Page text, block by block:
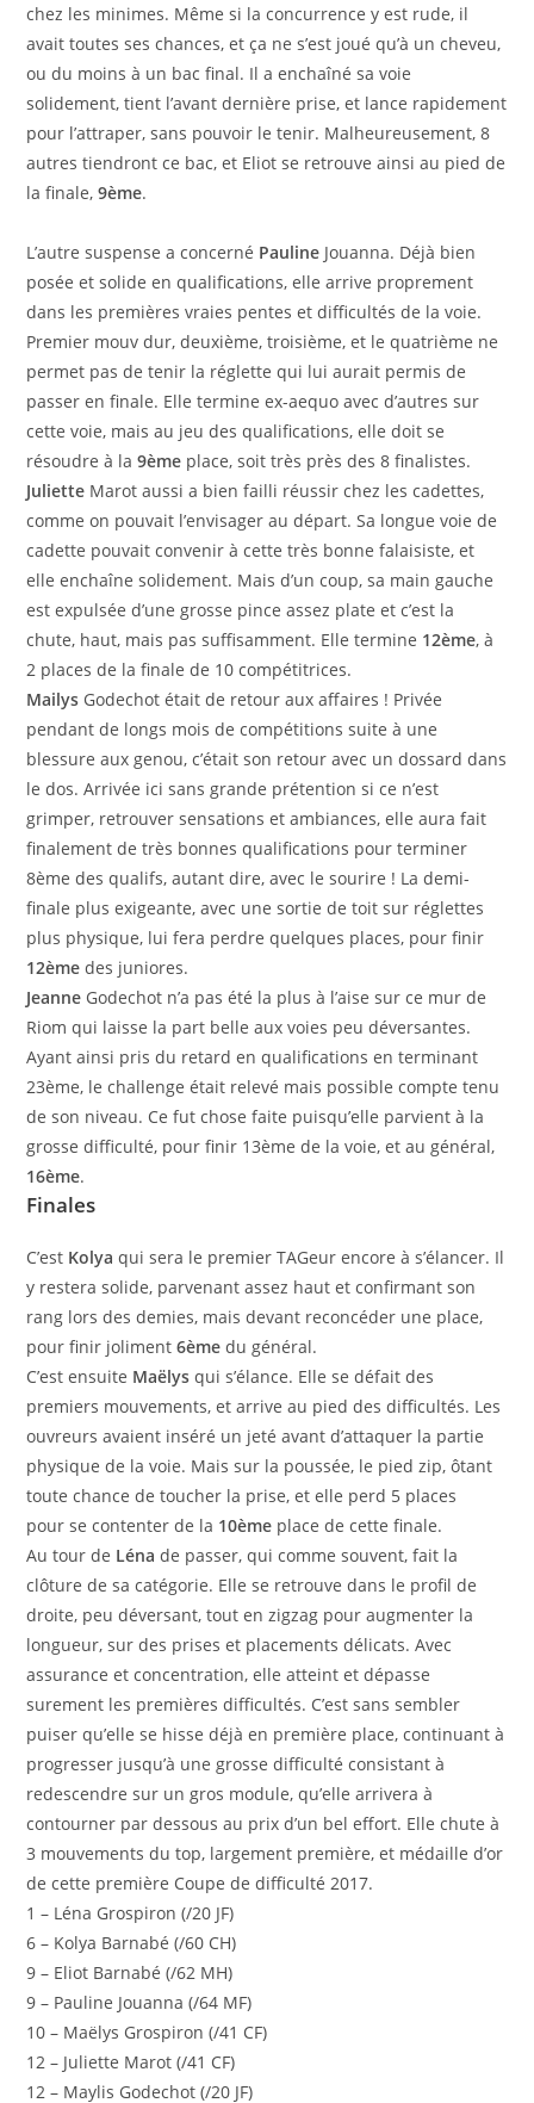
chez les minimes. Même si la concurrence y est rude, il
avait toutes ses chances, et ça ne s’est joué qu’à un cheveu,
ou du moins à un bac final. Il a enchaîné sa voie
solidement, tient l’avant dernière prise, et lance rapidement
pour l’attraper, sans pouvoir le tenir. Malheureusement, 8
autres tiendront ce bac, et Eliot se retrouve ainsi au pied de
la finale,9ème.
L’autre suspense a concerné Pauline Jouanna. Déjà bien
posée et solide en qualifications, elle arrive proprement
dans les premières vraies pentes et difficultés de la voie.
Premier mouv dur, deuxième, troisième, et le quatrième ne
permet pas de tenir la réglette qui lui aurait permis de
passer en finale. Elle termine ex-aequo avec d’autres sur
cette voie, mais au jeu des qualifications, elle doit se
résoudre à la9ème place, soit très près des 8 finalistes.
Juliette Marot aussi a bien failli réussir chez les cadettes,
comme on pouvait l’envisager au départ. Sa longue voie de
cadette pouvait convenir à cette très bonne falaisiste, et
elle enchaîne solidement. Mais d’un coup, sa main gauche
est expulsée d’une grosse pince assez plate et c’est la
chute, haut, mais pas suffisamment. Elle termine 12ème, à
2 places de la finale de 10 compétitrices.
Mailys Godechot était de retour aux affaires ! Privée
pendant de longs mois de compétitions suite à une
blessure aux genou, c’était son retour avec un dossard dans
le dos. Arrivée ici sans grande prétention si ce n’est
grimper, retrouver sensations et ambiances, elle aura fait
finalement de très bonnes qualifications pour terminer
8ème des qualifs, autant dire, avec le sourire ! La demi-
finale plus exigeante, avec une sortie de toit sur réglettes
plus physique, lui fera perdre quelques places, pour finir
12ème des juniores.
Jeanne Godechot n’a pas été la plus à l’aise sur ce mur de
Riom qui laisse la part belle aux voies peu déversantes.
Ayant ainsi pris du retard en qualifications en terminant
23ème, le challenge était relevé mais possible compte tenu
de son niveau. Ce fut chose faite puisqu’elle parvient à la
grosse difficulté, pour finir 13ème de la voie, et au général,
16ème.
Finales
C’est Kolya qui sera le premier TAGeur encore à s’élancer. Il
y restera solide, parvenant assez haut et confirmant son
rang lors des demies, mais devant reconcéder une place,
pour finir joliment6ème du général.
C’est ensuite Maëlys qui s’élance. Elle se défait des
premiers mouvements, et arrive au pied des difficultés. Les
ouvreurs avaient inséré un jeté avant d’attaquer la partie
physique de la voie. Mais sur la poussée, le pied zip, ôtant
toute chance de toucher la prise, et elle perd 5 places
pour se contenter de la 10ème place de cette finale.
Au tour de Léna de passer, qui comme souvent, fait la
clôture de sa catégorie. Elle se retrouve dans le profil de
droite, peu déversant, tout en zigzag pour augmenter la
longueur, sur des prises et placements délicats. Avec
assurance et concentration, elle atteint et dépasse
surement les premières difficultés. C’est sans sembler
puiser qu’elle se hisse déjà en première place, continuant à
progresser jusqu’à une grosse difficulté consistant à
redescendre sur un gros module, qu’elle arrivera à
contourner par dessous au prix d’un bel effort. Elle chute à
3 mouvements du top, largement première, et médaille d’or
de cette première Coupe de difficulté 2017.
1 – Léna Grospiron (/20 JF)
6 – Kolya Barnabé (/60 CH)
9 – Eliot Barnabé (/62 MH)
9 – Pauline Jouanna (/64 MF)
10 – Maëlys Grospiron (/41 CF)
12 – Juliette Marot (/41 CF)
12 – Maylis Godechot (/20 JF)